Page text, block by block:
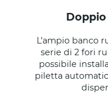
L’ampio banco
serie di 2 fori
possibile
piletta